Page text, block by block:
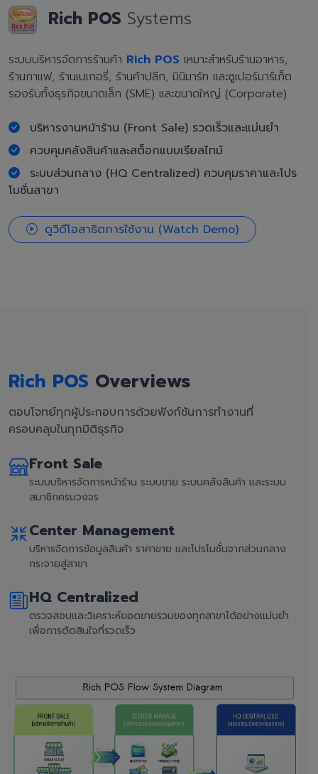
Rich POS Systems
ระบบบริหารจัดการร้านค้า Rich POS เหมาะสำหรับร้านอาหาร,
ร้านกาแฟ, ร้านเบเกอรี่, ร้านค้าปลีก, มินิมาร์ท และซูเปอร์มาร์เก็ต
รองรับทั้งธุรกิจขนาดเล็ก (SME) และขนาดใหญ่ (Corporate)
บริหารงานหน้าร้าน (Front Sale) รวดเร็วและแม่นยำ
ควบคุมคลังสินค้าและสต็อกแบบเรียลไทม์
ระบบส่วนกลาง (HQ Centralized) ควบคุมราคาและโปร
โมชั่นสาขา
ดูวิดีโอสาธิตการใช้งาน (Watch Demo)
Rich POS Overviews
ตอบโจทย์ทุกผู้ประกอบการด้วยฟังก์ชันการทำงานที่
ครอบคลุมในทุกมิติธุรกิจ
Front Sale
ระบบบริหารจัดการหน้าร้าน ระบบขาย ระบบคลังสินค้า และระบบ
สมาชิกครบวงจร
Center Management
บริหารจัดการข้อมูลสินค้า ราคาขาย และโปรโมชั่นจากส่วนกลาง
กระจายสู่สาขา
HQ Centralized
ตรวจสอบและวิเคราะห์ยอดขายรวมของทุกสาขาได้อย่างแม่นยำ
เพื่อการตัดสินใจที่รวดเร็ว